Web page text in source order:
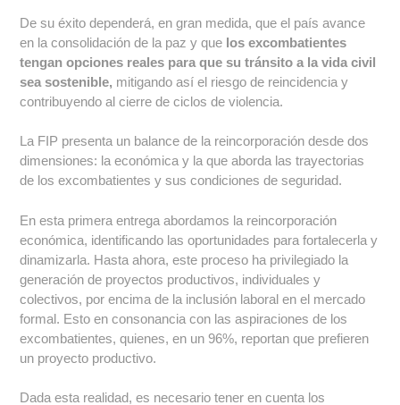
De su éxito dependerá, en gran medida, que el país avance
en la consolidación de la paz y que los excombatientes
tengan opciones reales para que su tránsito a la vida civil
sea sostenible, mitigando así el riesgo de reincidencia y
contribuyendo al cierre de ciclos de violencia.
La FIP presenta un balance de la reincorporación desde dos
dimensiones: la económica y la que aborda las trayectorias
de los excombatientes y sus condiciones de seguridad.
En esta primera entrega abordamos la reincorporación
económica, identificando las oportunidades para fortalecerla y
dinamizarla. Hasta ahora, este proceso ha privilegiado la
generación de proyectos productivos, individuales y
colectivos, por encima de la inclusión laboral en el mercado
formal. Esto en consonancia con las aspiraciones de los
excombatientes, quienes, en un 96%, reportan que prefieren
un proyecto productivo.
Dada esta realidad, es necesario tener en cuenta los